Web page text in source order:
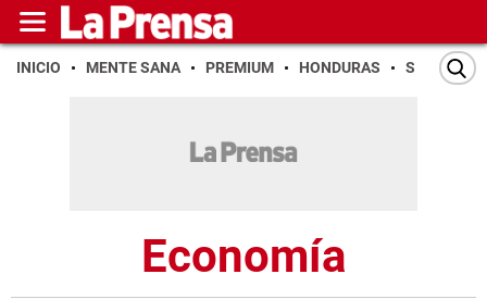
INICIO MENTE SANA PREMIUM HONDURAS SAN PEDRO
Economía